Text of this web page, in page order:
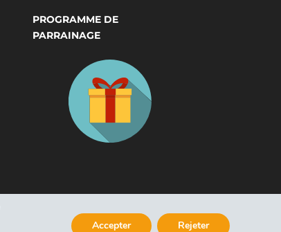
PROGRAMME DE
PARRAINAGE
Accepter Rejeter